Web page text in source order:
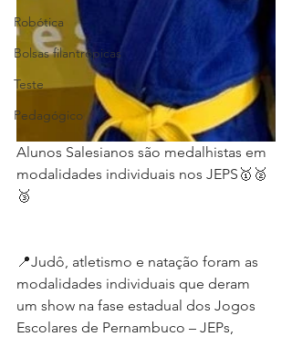
Robótica
Bolsas filantrópicas
Teste
Pedagógico
Alunos Salesianos são medalhistas em
modalidades individuais nos JEPS🥇🥈
🥉
📍Judô, atletismo e natação foram as
modalidades individuais que deram
um show na fase estadual dos Jogos
Escolares de Pernambuco – JEPs,